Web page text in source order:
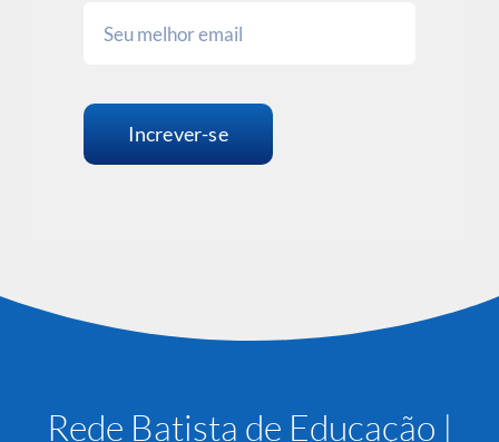
Increver-se
Rede Batista de Educação |